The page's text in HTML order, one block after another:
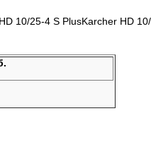
10/25-4 S PlusKarcher HD